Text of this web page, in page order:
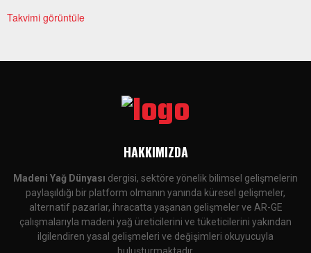
Takvimi görüntüle
HAKKIMIZDA
Madeni Yağ Dünyası dergisi, sektöre yönelik bilimsel gelişmelerin
paylaşıldığı bir platform olmanın yanında küresel gelişmeler,
alternatif pazarlar, ihracatta yaşanan gelişmeler ve AR-GE
çalışmalarıyla madeni yağ üreticilerini ve tüketicilerini yakından
ilgilendiren yasal gelişmeleri ve değişimleri okuyucuyla